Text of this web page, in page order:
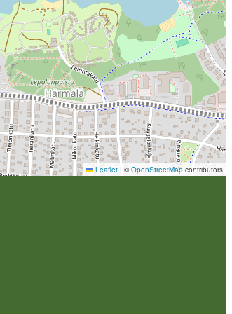
Leaflet | © OpenStreetMap contributors